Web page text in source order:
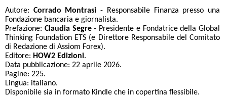
Autore: Corrado Montrasi - Responsabile Finanza presso una
Fondazione bancaria e giornalista.
Prefazione: Claudia Segre- Presidente e Fondatrice della Global
Thinking Foundation ETS (e Direttore Responsabile del Comitato
di Redazione di Assiom Forex).
Editore: HOW2 Edizioni.
Data pubblicazione: 22 aprile 2026.
Pagine: 225.
Lingua: italiano.
Disponibile sia in formato Kindle che in copertina flessibile.